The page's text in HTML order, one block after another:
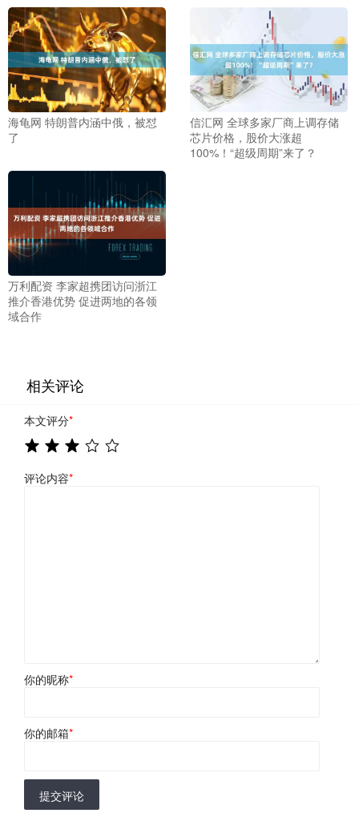
海龟网 特朗普内涵中俄，被怼
了
信汇网 全球多家厂商上调存储
芯片价格，股价大涨超
100%！“超级周期”来了？
万利配资 李家超携团访问浙江
推介香港优势 促进两地的各领
域合作
相关评论
本文评分*
评论内容*
你的昵称*
你的邮箱*
提交评论